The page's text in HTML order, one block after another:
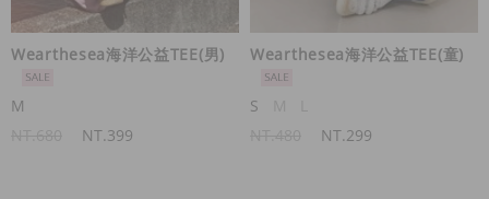
Wearthesea海洋公益TEE(男)
M
NT.399
Wearthesea海洋公益TEE(童)
S
NT.299